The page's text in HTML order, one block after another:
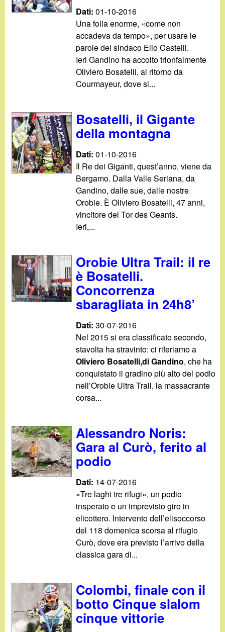
Dati:01-10-2016
Una folla enorme, «come non
accadeva da tempo», per usare le
parole del sindaco Elio Castelli.
Ieri Gandino ha accolto trionfalmente
Oliviero Bosatelli, al ritorno da
Courmayeur, dove si...
Bosatelli, il Gigante
della montagna
Dati:01-10-2016
Il Re dei Giganti, quest’anno, viene da
Bergamo. Dalla Valle Seriana, da
Gandino, dalle sue, dalle nostre
Orobie. È Oliviero Bosatelli, 47 anni,
vincitore del Tor des Geants.
Ieri,...
Orobie Ultra Trail: il re
è Bosatelli.
Concorrenza
sbaragliata in 24h8’
Dati:30-07-2016
Nel 2015 si era classificato secondo,
stavolta ha stravinto: ci riferiamo a
Oliviero Bosatelli,di Gandino, che ha
conquistato il gradino più alto del podio
nell’Orobie Ultra Trail, la massacrante
corsa...
Alessandro Noris:
Gara al Curò, ferito al
podio
Dati: 14-07-2016
«Tre laghi tre rifugi», un podio
insperato e un imprevisto giro in
elicottero. Intervento dell’elisoccorso
del 118 domenica scorsa al rifugio
Curò, dove era previsto l’arrivo della
classica gara di...
Colombi, finale con il
botto Cinque slalom
cinque vittorie